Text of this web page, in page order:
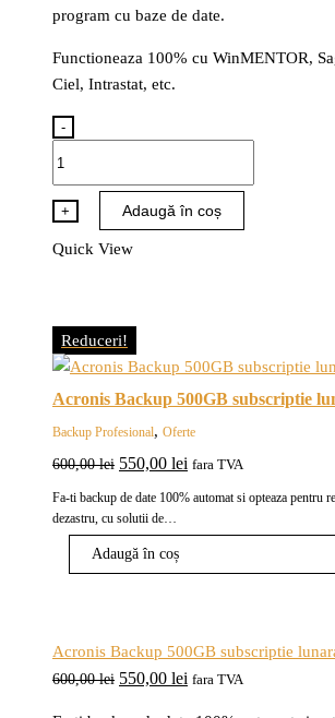
program cu baze de date.
Functioneaza 100% cu WinMENTOR,
Ciel, Intrastat, etc.
-
Backup
250GB
subscriptie
+ Adaugă în coș
Quick View
Reduceri!
Acronis Backup 500GB subscriptie
Backup Profesional, Oferte
600,00lei Prețul
inițial
a
fost:
600,00 lei.
550,00 lei Prețul
curent
fara TVA
Fa-ti backup de date 100% automat si opteaza pentru
dezastru, cu solutii de…
Adaugă în coș
Acronis Backup 500GB subscriptie
600,00lei Prețul
550,00 lei Prețul
fara TVA